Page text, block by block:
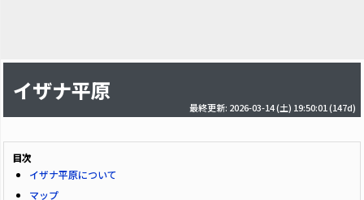
イザナ平原
最終更新: 2026-03-14 (土) 19:50:01 (147d)
目次
イザナ平原について
マップ